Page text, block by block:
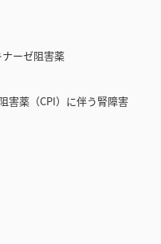
ーゼ阻害薬
薬（CPI）に伴う腎障害